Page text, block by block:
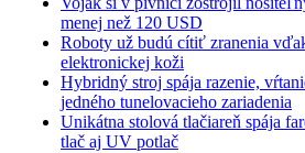
menej než 120 USD
Roboty už budú cítiť zranenia
elektronickej koži
Hybridný stroj spája razenie,
jedného tunelovacieho zariadenia
Unikátna stolová tlačiareň spája
tlač aj UV potlač